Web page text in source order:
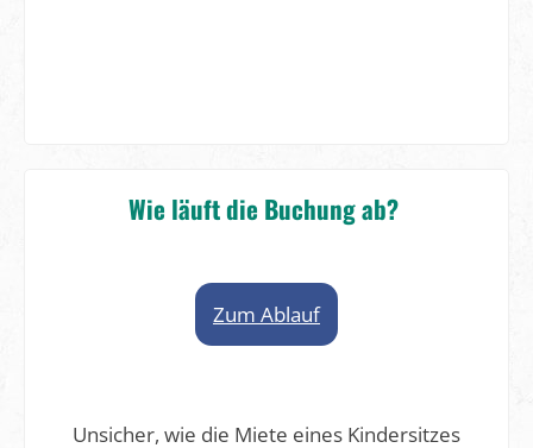
Wie läuft die Buchung ab?
Zum Ablauf
Unsicher, wie die Miete eines Kindersitzes